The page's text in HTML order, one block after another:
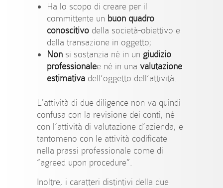
Ha lo scopo di creare per il
committente un buon quadro
conoscitivo della società-obiettivo e
della transazione in oggetto;
Non si sostanzia né in un giudizio
professionalee né in una valutazione
estimativa dell’oggetto dell’attività.
L’attività di due diligence non va quindi
confusa con la revisione dei conti, né
con l’attività di valutazione d’azienda, e
tantomeno con le attività codificate
nella prassi professionale come di
“agreed upon procedure”.
Inoltre, i caratteri distintivi della due